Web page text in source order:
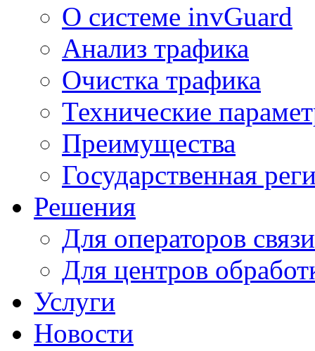
О системе invGuard
Анализ трафика
Очистка трафика
Технические
Преимущества
Государственная
Решения
Для операторов связи
Для центров
Услуги
Новости